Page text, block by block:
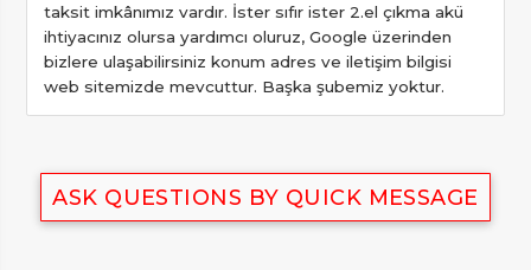
taksit imkânımız vardır. İster sıfır ister 2.el çıkma akü
ihtiyacınız olursa yardımcı oluruz, Google üzerinden
bizlere ulaşabilirsiniz konum adres ve iletişim bilgisi
web sitemizde mevcuttur. Başka şubemiz yoktur.
ASK QUESTIONS BY QUICK MESSAGE